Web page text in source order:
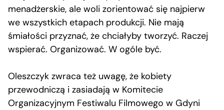
menadżerskie, ale woli zorientować się najpierw
we wszystkich etapach produkcji. Nie mają
śmiałości przyznać, że chciałyby tworzyć. Raczej
wspierać. Organizować. W ogóle być.
Oleszczyk zwraca też uwagę, że kobiety
przewodniczą i zasiadają w Komitecie
Organizacyjnym Festiwalu Filmowego w Gdyni